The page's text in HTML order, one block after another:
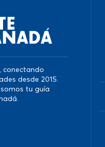
conectando
desde 2015.
tu guía